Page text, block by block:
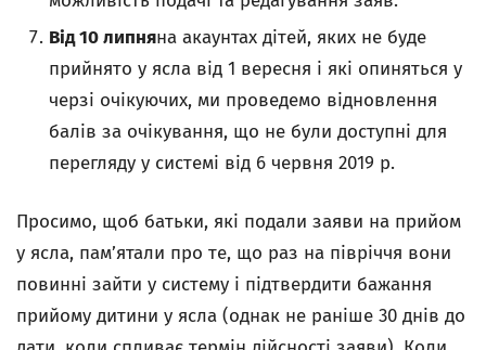
Від 10 липняна акаунтах дітей, яких не буде
прийнято у ясла від 1 вересня і які опиняться у
черзі очікуючих, ми проведемо відновлення
балів за очікування, що не були доступні для
перегляду у системі від 6 червня 2019 р.
Просимо, щоб батьки, які подали заяви на прийом
у ясла, пам’ятали про те, що раз на півріччя вони
повинні зайти у систему і підтвердити бажання
прийому дитини у ясла (однак не раніше 30 днів до